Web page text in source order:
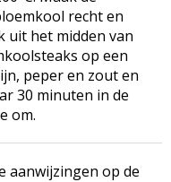
recht en
uit het midden van
op een
peper en zout en
30 minuten in de
om.
aanwijzingen op de